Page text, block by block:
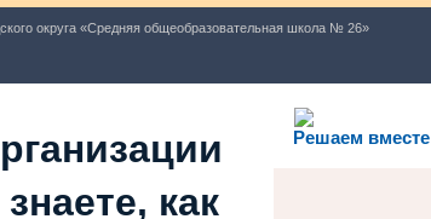
округа «Средняя общеобразовательная школа № 26»
Решаем вместе
как